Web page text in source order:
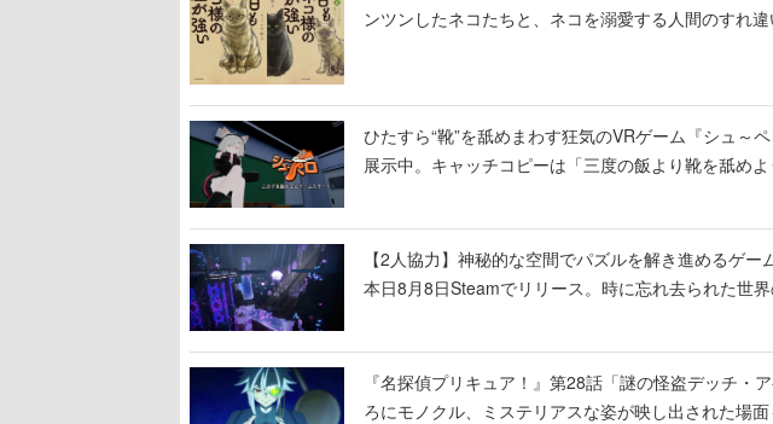
ンツンしたネコたちと、ネコを溺愛する人間のすれ違
ひたすら“靴”を舐めまわす狂気のVRゲーム『シュ～
展示中。キャッチコピーは「三度の飯より靴を舐め
【2人協力】神秘的な空間でパズルを解き進めるゲ
本日8月8日Steamでリリース。時に忘れ去られた世
『名探偵プリキュア！』第28話「謎の怪盗デッチ・
ろにモノクル、ミステリアスな姿が映し出された場面